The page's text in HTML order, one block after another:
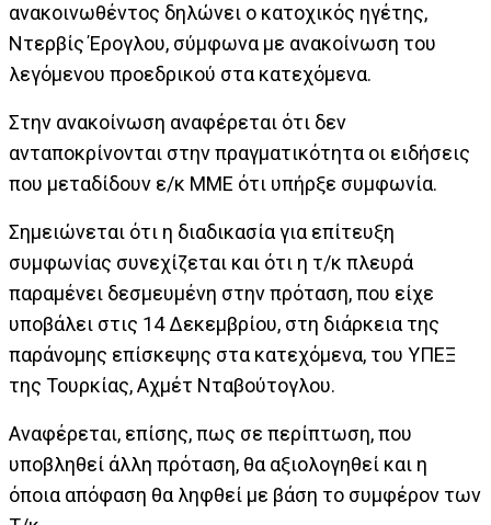
ανακοινωθέντος δηλώνει ο κατοχικός ηγέτης,
Ντερβίς Έρογλου, σύμφωνα με ανακοίνωση του
λεγόμενου προεδρικού στα κατεχόμενα.
Στην ανακοίνωση αναφέρεται ότι δεν
ανταποκρίνονται στην πραγματικότητα οι ειδήσεις
που μεταδίδουν ε/κ ΜΜΕ ότι υπήρξε συμφωνία.
Σημειώνεται ότι η διαδικασία για επίτευξη
συμφωνίας συνεχίζεται και ότι η τ/κ πλευρά
παραμένει δεσμευμένη στην πρόταση, που είχε
υποβάλει στις 14 Δεκεμβρίου, στη διάρκεια της
παράνομης επίσκεψης στα κατεχόμενα, του ΥΠΕΞ
της Τουρκίας, Αχμέτ Νταβούτογλου.
Αναφέρεται, επίσης, πως σε περίπτωση, που
υποβληθεί άλλη πρόταση, θα αξιολογηθεί και η
όποια απόφαση θα ληφθεί με βάση το συμφέρον των